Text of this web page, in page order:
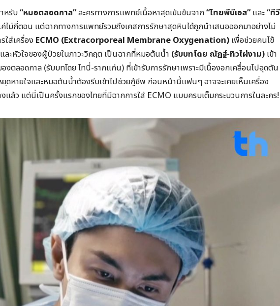
หรับ“หมอตลอดกาล”ละครทางการแพทย์เนื้อหาสุดเข้มข้นจาก“ไทยพีบีเอส” และ“ทีวี
ไม่กี่ตอน แต่ฉากทางการแพทย์รวมถึงเคสการรักษาสุดหินได้ถูกนำเสนอออกมาอย่างไม่
ใส่เครื่อง ECMO (Extracorporeal Membrane Oxygenation) เพื่อช่วยคนไข้
ะหัวใจของผู้ป่วยในภาวะวิกฤต เป็นฉากที่หมอต้นน้ำ (รับบทโดย ณัฏฐ์-ทิวไผ่งาม) เข้า
งตลอดกาล (รับบทโดย โทนี่-รากแก่น) ที่เข้ารับการรักษาเพราะมีเนื้องอกเคลื่อนไปอุดตัน
ดหายใจและหมอต้นน้ำต้องรีบเข้าไปช่วยกู้ชีพ ก่อนหน้านี้แฟนๆ อาจจะเคยเห็นเครื่อง
แล้ว แต่นี่เป็นครั้งแรกของไทยที่มีฉากการใส่ ECMO แบบครบเต็มกระบวนการในละคร!